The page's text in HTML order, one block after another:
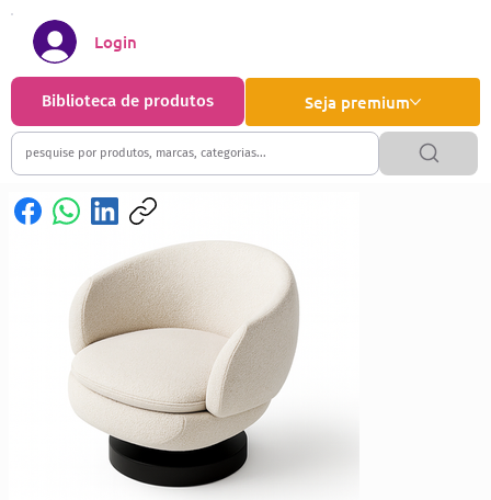
Seja premium
Biblioteca de produtos
Login